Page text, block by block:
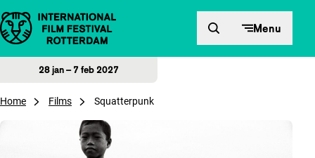
Direct naar inhoud Menu
28 jan – 7 feb 2027
Home Films Squatterpunk